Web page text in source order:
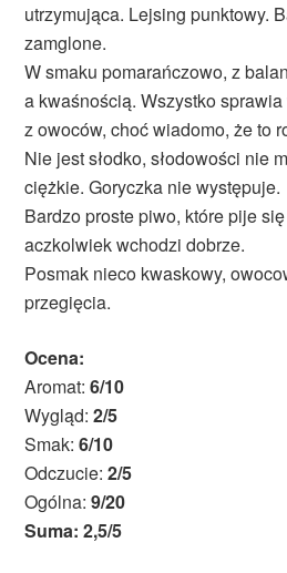
utrzymująca. Lejsing punktowy.
zamglone.
W smaku pomarańczowo, z
a kwaśnością. Wszystko
z owoców, choć wiadomo, że to
Nie jest słodko, słodowości nie
ciężkie. Goryczka nie występuje.
Bardzo proste piwo, które pije
aczkolwiek wchodzi dobrze.
Posmak nieco kwaskowy,
przegięcia.
Ocena:
Aromat:6/10
Wygląd:2/5
Smak:6/10
Odczucie:2/5
Ogólna:9/20
Suma: 2,5/5